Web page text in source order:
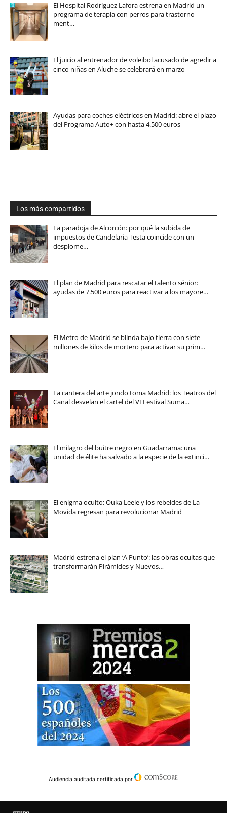
El Hospital Rodríguez Lafora estrena en Madrid un
programa de terapia con perros para trastorno
ment…
El juicio al entrenador de voleibol acusado de agredir a
cinco niñas en Aluche se celebrará en marzo
Ayudas para coches eléctricos en Madrid: abre el plazo
del Programa Auto+ con hasta 4.500 euros
Los más compartidos
La paradoja de Alcorcón: por qué la subida de
impuestos de Candelaria Testa coincide con un
desplome…
El plan de Madrid para rescatar el talento sénior:
ayudas de 7.500 euros para reactivar a los mayore…
El Metro de Madrid se blinda bajo tierra con siete
millones de kilos de mortero para activar su prim…
La cantera del arte jondo toma Madrid: los Teatros del
Canal desvelan el cartel del VI Festival Suma…
El milagro del buitre negro en Guadarrama: una
unidad de élite ha salvado a la especie de la extinci…
El enigma oculto: Ouka Leele y los rebeldes de La
Movida regresan para revolucionar Madrid
Madrid estrena el plan ‘A Punto’: las obras ocultas que
transformarán Pirámides y Nuevos…
Audiencia auditada certificada por